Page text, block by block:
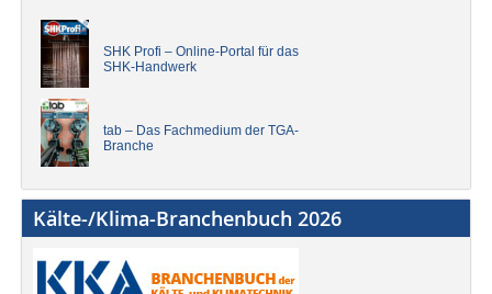
SHK Profi – Online-Portal für das
SHK-Handwerk
tab – Das Fachmedium der TGA-
Branche
Kälte-/Klima-Branchenbuch 2026